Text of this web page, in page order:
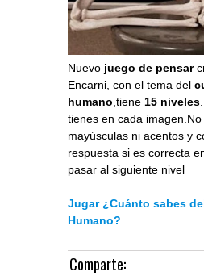
Nuevo juego de pensar
Encarni, con el tema del
humano,tiene 15 niveles
tienes en cada
mayúsculas ni acentos y
respuesta si es correcta
pasar al siguiente nivel
Jugar ¿Cuánto sabes
Humano?
Comparte: